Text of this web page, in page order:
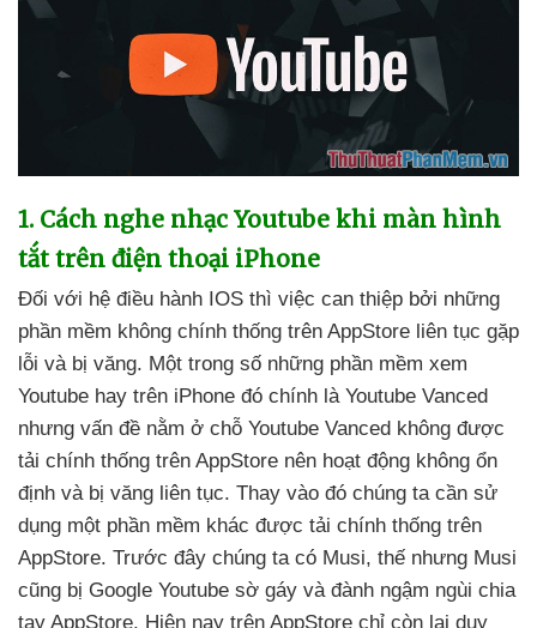
1. Cách nghe nhạc Youtube khi màn hình
tắt trên điện thoại iPhone
Đối với hệ điều hành IOS thì việc can thiệp bởi những
phần mềm không chính thống trên AppStore liên tục gặp
lỗi và bị văng. Một trong số những phần mềm xem
Youtube hay trên iPhone đó chính là Youtube Vanced
nhưng vấn đề nằm ở chỗ Youtube Vanced không được
tải chính thống trên AppStore nên hoạt động không ổn
định và bị văng liên tục. Thay vào đó chúng ta cần sử
dụng một phần mềm khác được tải chính thống trên
AppStore. Trước đây chúng ta có Musi, thế nhưng Musi
cũng bị Google Youtube sờ gáy và đành ngậm ngùi chia
tay AppStore. Hiện nay trên AppStore chỉ còn lại duy